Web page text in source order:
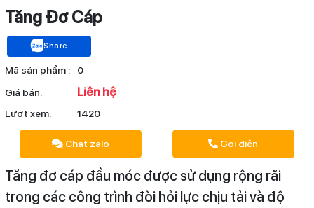
Tăng Đơ Cáp
Share
Mã sản phẩm :
0
Giá bán:
Liên hệ
Lượt xem: 1420
Chat zalo Gọi điện
Tăng đơ cáp đầu móc được sử dụng rộng rãi
trong các công trình đòi hỏi lực chịu tải và độ